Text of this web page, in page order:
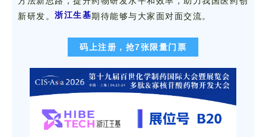
新研发。 浙江生基期待能够与大家面对面交流。
码上注册，抢7张限量门票